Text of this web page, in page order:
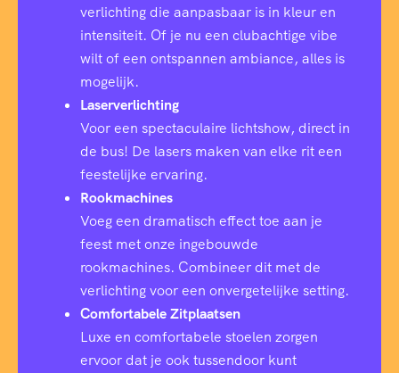
verlichting die aanpasbaar is in kleur en
intensiteit. Of je nu een clubachtige vibe
wilt of een ontspannen ambiance, alles is
mogelijk.
Laserverlichting
Voor een spectaculaire lichtshow, direct in
de bus! De lasers maken van elke rit een
feestelijke ervaring.
Rookmachines
Voeg een dramatisch effect toe aan je
feest met onze ingebouwde
rookmachines. Combineer dit met de
verlichting voor een onvergetelijke setting.
Comfortabele Zitplaatsen
Luxe en comfortabele stoelen zorgen
ervoor dat je ook tussendoor kunt